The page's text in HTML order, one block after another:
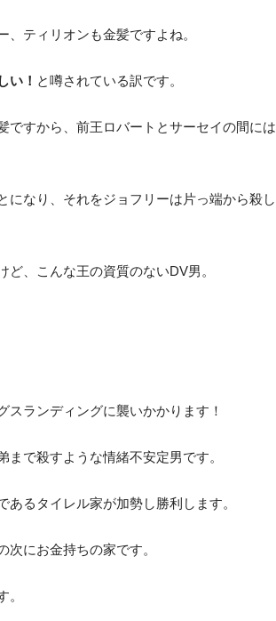
ティリオンも金髪ですよね。
い！ と噂されている訳です。
ですから、前王ロバートとサーセイの間には
になり、それをジョフリーは片っ端から殺し
、こんな王の資質のないDV男。
ランディングに襲いかかります！
で殺すような情緒不安定男です。
るタイレル家が加勢し勝利します。
にお金持ちの家です。
。